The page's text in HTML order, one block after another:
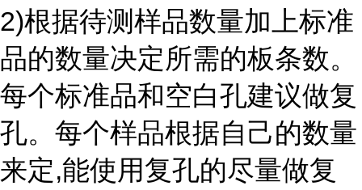
2)根据待测样品数量加上标准
品的数量决定所需的板条数。
每个标准品和空白孔建议做复
孔。每个样品根据自己的数量
来定,能使用复孔的尽量做复